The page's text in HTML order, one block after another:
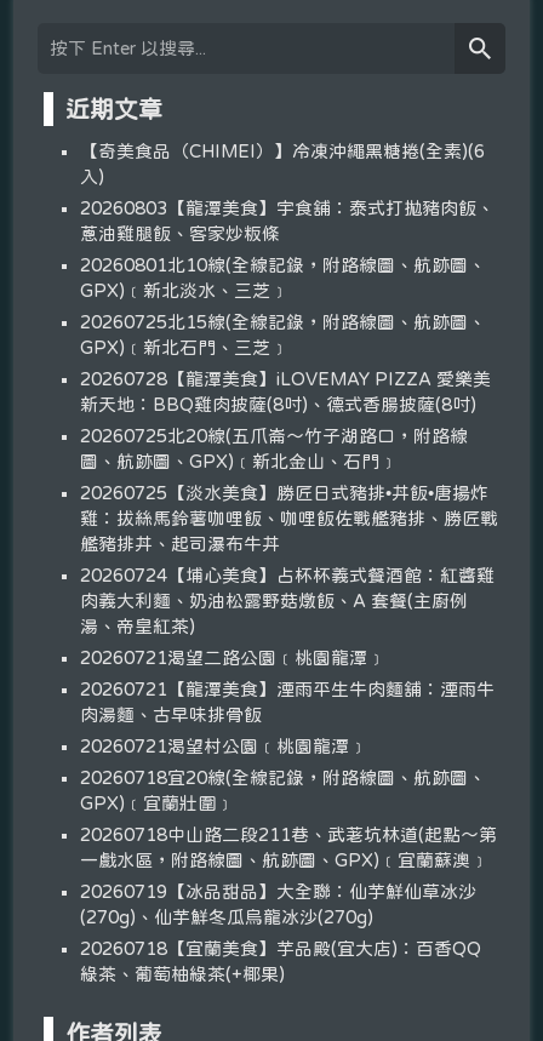
近期文章
【奇美食品（CHIMEI）】冷凍沖繩黑糖捲(全素)(6
入)
20260803【龍潭美食】宇食舖：泰式打拋豬肉飯、
蔥油雞腿飯、客家炒粄條
20260801北10線(全線記錄，附路線圖、航跡圖、
GPX)﹝新北淡水、三芝﹞
20260725北15線(全線記錄，附路線圖、航跡圖、
GPX)﹝新北石門、三芝﹞
20260728【龍潭美食】iLOVEMAY PIZZA 愛樂美
新天地：BBQ雞肉披薩(8吋)、德式香腸披薩(8吋)
20260725北20線(五爪崙～竹子湖路口，附路線
圖、航跡圖、GPX)﹝新北金山、石門﹞
20260725【淡水美食】勝匠日式豬排•丼飯•唐揚炸
雞：拔絲馬鈴薯咖哩飯、咖哩飯佐戰艦豬排、勝匠戰
艦豬排丼、起司瀑布牛丼
20260724【埔心美食】占杯杯義式餐酒館：紅醬雞
肉義大利麵、奶油松露野菇燉飯、A 套餐(主廚例
湯、帝皇紅茶)
20260721渴望二路公園﹝桃園龍潭﹞
20260721【龍潭美食】湮雨平生牛肉麵舖：湮雨牛
肉湯麵、古早味排骨飯
20260721渴望村公園﹝桃園龍潭﹞
20260718宜20線(全線記錄，附路線圖、航跡圖、
GPX)﹝宜蘭壯圍﹞
20260718中山路二段211巷、武荖坑林道(起點～第
一戲水區，附路線圖、航跡圖、GPX)﹝宜蘭蘇澳﹞
20260719【冰品甜品】大全聯：仙芋鮮仙草冰沙
(270g)、仙芋鮮冬瓜烏龍冰沙(270g)
20260718【宜蘭美食】芋品殿(宜大店)：百香QQ
綠茶、葡萄柚綠茶(+椰果)
作者列表